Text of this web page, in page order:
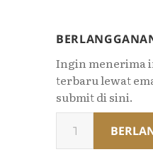
Ingin menerima
terbaru lewat
submit di sini.
your
email…